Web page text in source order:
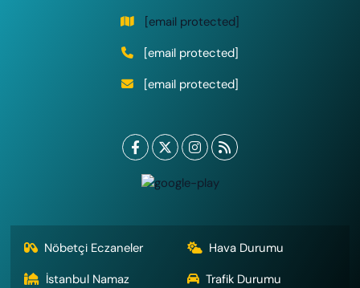
[email protected]
[email protected]
[email protected]
Nöbetçi Eczaneler
Hava Durumu
İstanbul Namaz
Trafik Durumu